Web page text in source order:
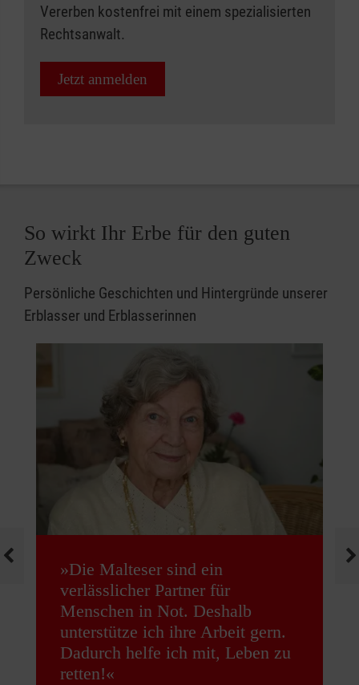
Vererben kostenfrei mit einem spezialisierten
Rechtsanwalt.
Jetzt anmelden
So wirkt Ihr Erbe für den guten
Zweck
Persönliche Geschichten und Hintergründe unserer
Erblasser und Erblasserinnen
»Die Malteser sind ein
verlässlicher Partner für
Menschen in Not. Deshalb
unterstütze ich ihre Arbeit gern.
Dadurch helfe ich mit, Leben zu
retten!«